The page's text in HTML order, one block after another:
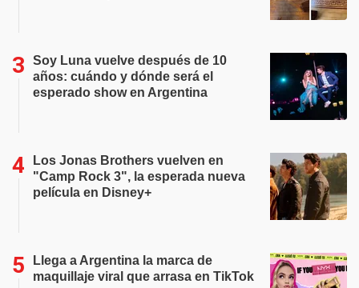
Soy Luna vuelve después de 10
años: cuándo y dónde será el
esperado show en Argentina
Los Jonas Brothers vuelven en
"Camp Rock 3", la esperada nueva
película en Disney+
Llega a Argentina la marca de
maquillaje viral que arrasa en TikTok